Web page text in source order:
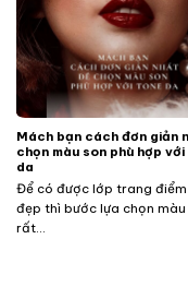
Mách bạn cách đơn giản
chọn màu son phù hợp
da
Để có được lớp trang
đẹp thì bước lựa chọn màu
rất...